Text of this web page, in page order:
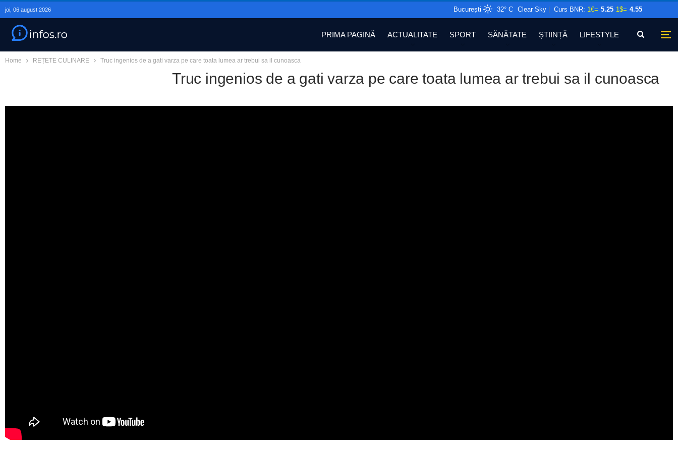
joi, 06 august 2026 București 32° C Clear Sky |Curs BNR: 1€= 5.25 1$= 4.55
PRIMA PAGINĂ ACTUALITATE SPORT SĂNĂTATE ȘTIINȚĂ LIFESTYLE
Home REȚETE CULINARE Truc ingenios de a gati varza pe care toata lumea ar trebui sa il cunoasca
Truc ingenios de a gati varza pe care toata lumea ar trebui sa il cunoasca